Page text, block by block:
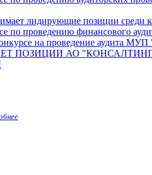
лидирующие позиции среди
по проведению финансового
на проведение аудита
ПОЗИЦИИ АО